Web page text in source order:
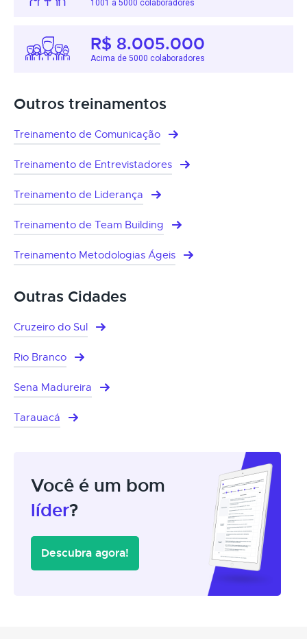
1001 a 5000 colaboradores
R$ 8.005.000
Acima de 5000 colaboradores
Outros treinamentos
Treinamento de Comunicação
Treinamento de Entrevistadores
Treinamento de Liderança
Treinamento de Team Building
Treinamento Metodologias Ágeis
Outras Cidades
Cruzeiro do Sul
Rio Branco
Sena Madureira
Tarauacá
Você é um bom
líder?
Descubra agora!